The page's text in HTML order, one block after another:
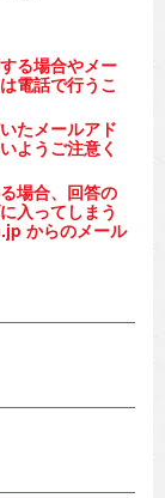
る場合やメー
電話で行うこ
たメールアド
ようご注意く
場合、回答の
入ってしまう
からのメール